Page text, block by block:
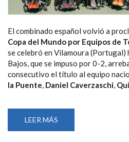
El combinado español volvió a
Copa del Mundo por Equipos de
se celebró en Vilamoura (Portugal)
Bajos, que se impuso por 0-2,
consecutivo el título al equipo
la Puente, Daniel Caverzaschi,
LEER MÁS
DE